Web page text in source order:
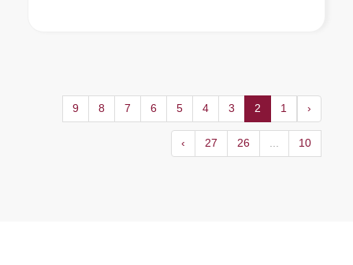
‹
1
2
3
4
5
6
7
8
9
10
...
26
27
›